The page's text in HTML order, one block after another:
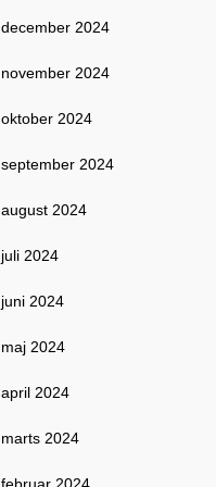
december 2024
november 2024
oktober 2024
september 2024
august 2024
juli 2024
juni 2024
maj 2024
april 2024
marts 2024